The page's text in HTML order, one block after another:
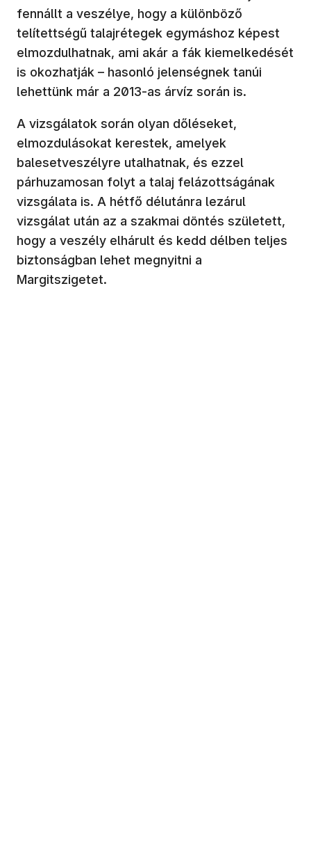
fennállt a veszélye, hogy a különböző
telítettségű talajrétegek egymáshoz képest
elmozdulhatnak, ami akár a fák kiemelkedését
is okozhatják – hasonló jelenségnek tanúi
lehettünk már a 2013-as árvíz során is.
A vizsgálatok során olyan dőléseket,
elmozdulásokat kerestek, amelyek
balesetveszélyre utalhatnak, és ezzel
párhuzamosan folyt a talaj felázottságának
vizsgálata is. A hétfő délutánra lezárul
vizsgálat után az a szakmai döntés született,
hogy a veszély elhárult és kedd délben teljes
biztonságban lehet megnyitni a
Margitszigetet.